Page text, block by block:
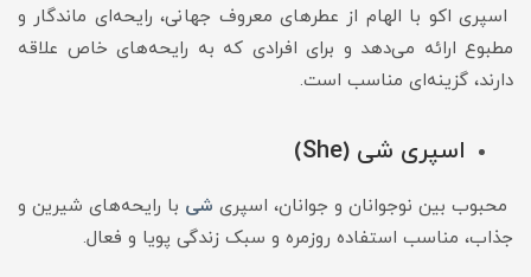
اسپری اکو با الهام از عطرهای معروف جهانی، رایحه‌ای ماندگار و
مطبوع ارائه می‌دهد و برای افرادی که به رایحه‌های خاص علاقه
دارند، گزینه‌ای مناسب است.
اسپری شی (She)
محبوب بین نوجوانان و جوانان، اسپری شی با رایحه‌های شیرین و
جذاب، مناسب استفاده روزمره و سبک زندگی پویا و فعال.